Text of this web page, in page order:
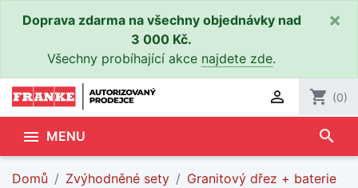
Doprava zdarma na všechny objednávky nad
3 000 Kč.
Všechny probíhající akce najdete zde.
×
 shopping_cart (0)
 MENU search
Domů Zvýhodněné sety
Granitový dřez + baterie